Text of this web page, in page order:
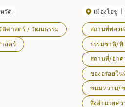
ยชีวิต และ “โทโนซะ”
พื้นบ้านและศิลปะการ
อาหารที่คุณสามารถลิ้ม
ถานที่ที่ทั้งผู้ใหญ่และเด็ก
วัด
ติศาสตร์ / วัฒนธรรม
สตร์
รุ่นต่อไป สัมผั
ด้วยตา หู ผิวหนัง แล
สามารถเพลิดเ
“เคียรัน” “ฮิทสึ
จำนวนมาก แล
มากในหมู่คนใ
เมืองโอชู
สถานที่ท่องเ
ธรรมชาติ/
สถานที่/อาค
ของอร่อยใน
ขนมหวาน/
สิ่งอำนวยค